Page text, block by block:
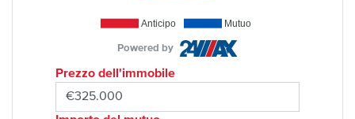
Anticipo Mutuo
Powered by
Prezzo dell'immobile